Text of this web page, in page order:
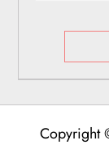
Copyright